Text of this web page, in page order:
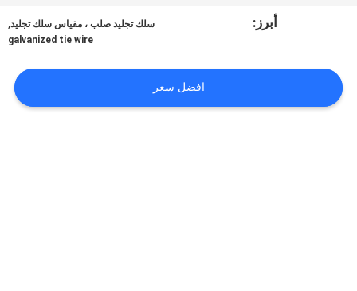
اقتباس
خريطة
أبرز: سلك تجليد صلب ، مقياس سلك تجليد,
galvanized tie wire
افضل سعر